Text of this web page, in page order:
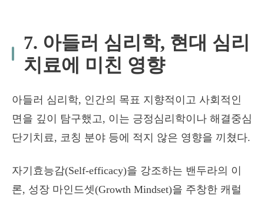
7. 아들러 심리학, 현대 심리
치료에 미친 영향
아들러 심리학, 인간의 목표 지향적이고 사회적인
면을 깊이 탐구했고, 이는 긍정심리학이나 해결중심
단기치료, 코칭 분야 등에 적지 않은 영향을 끼쳤다.
자기효능감(Self-efficacy)을 강조하는 밴두라의 이
론, 성장 마인드셋(Growth Mindset)을 주창한 캐럴